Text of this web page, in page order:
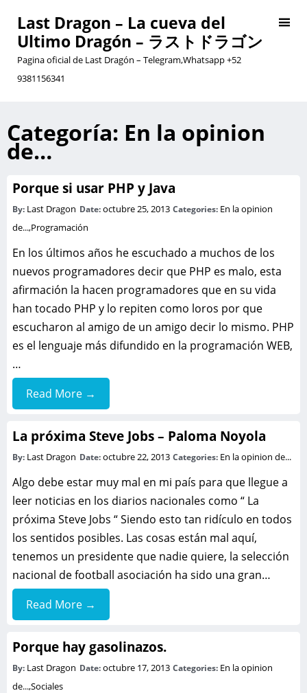
Last Dragon – La cueva del
Ultimo Dragón – ラストドラゴン
Pagina oficial de Last Dragón – Telegram,Whatsapp +52
9381156341
Categoría: En la opinion
de…
Porque si usar PHP y Java
By: Last Dragon Date:octubre 25, 2013 Categories: En la opinion
de...,Programación
En los últimos años he escuchado a muchos de los
nuevos programadores decir que PHP es malo, esta
afirmación la hacen programadores que en su vida
han tocado PHP y lo repiten como loros por que
escucharon al amigo de un amigo decir lo mismo. PHP
es el lenguaje más difundido en la programación WEB,
…
Read More →
La próxima Steve Jobs – Paloma Noyola
By: Last Dragon Date:octubre 22, 2013 Categories: En la opinion de...
Algo debe estar muy mal en mi país para que llegue a
leer noticias en los diarios nacionales como “ La
próxima Steve Jobs “ Siendo esto tan ridículo en todos
los sentidos posibles. Las cosas están mal aquí,
tenemos un presidente que nadie quiere, la selección
nacional de football asociación ha sido una gran…
Read More →
Porque hay gasolinazos.
By: Last Dragon Date:octubre 17, 2013 Categories: En la opinion
de...,Sociales